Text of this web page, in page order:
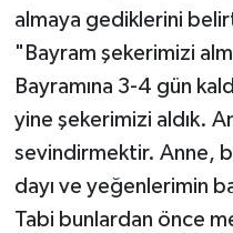
almaya gediklerini
"Bayram şekerimizi
Bayramına 3-4 gün
yine şekerimizi aldık.
sevindirmektir. Anne,
dayı ve yeğenlerimin
Tabi bunlardan önce